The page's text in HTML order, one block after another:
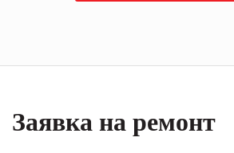
Заявка на ремонт